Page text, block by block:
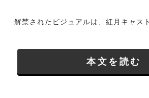
解禁されたビジュアルは、紅月キャス
本文を読む